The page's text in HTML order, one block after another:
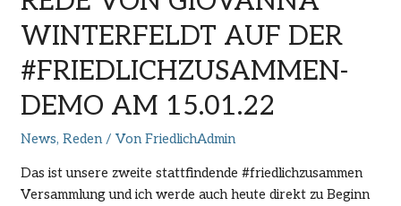
WINTERFELDT AUF DER
#FRIEDLICHZUSAMMEN-
DEMO AM 15.01.22
News,Reden / VonFriedlichAdmin
Das ist unsere zweite stattfindende #friedlichzusammen
Versammlung und ich werde auch heute direkt zu Beginn